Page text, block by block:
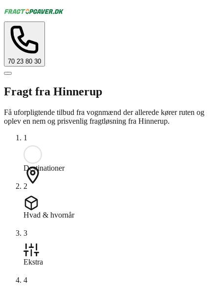
70 23 80 30
Fragt fra Hinnerup
Få uforpligtende tilbud fra vognmænd der allerede kører ruten og
oplev en nem og prisvenlig fragtløsning fra Hinnerup.
1
Destinationer
2
Hvad & hvornår
3
Ekstra
4